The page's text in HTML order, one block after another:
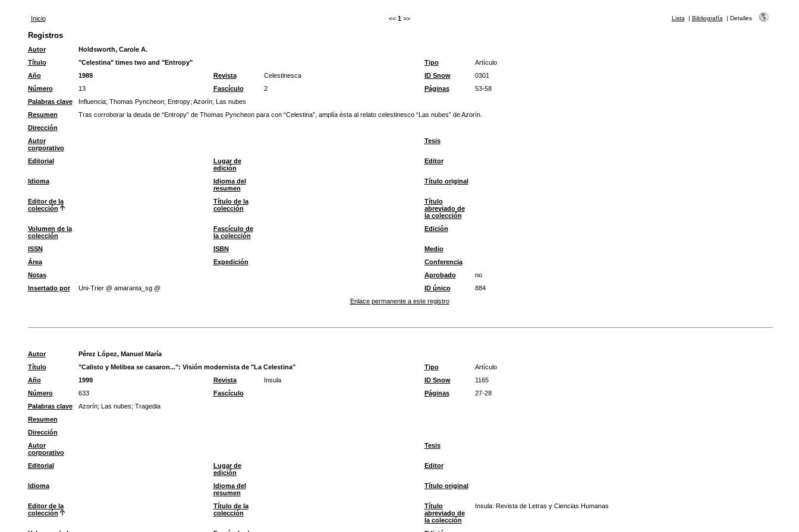
Inicio << 1 >> Lista | Bibliografía | Detalles
Registros
Autor
Holdsworth, Carole A.
Título
"Celestina" times two and "Entropy" Tipo
Artículo
Año
1989 Revista Celestinesca ID Snow
0301
Número
13 Fascículo 2 Páginas
53-58
Palabras clave
Influencia; Thomas Pyncheon; Entropy; Azorín; Las nubes
Resumen
Tras corroborar la deuda de “Entropy” de Thomas Pyncheon para con “Celestina”, amplía ésta al relato celestinesco “Las nubes” de Azorín.
Dirección
Autor
corporativo
Tesis
Editorial
Lugar de
edición
Editor
Idioma
Idioma del
resumen
Título original
Editor de la
colección
Título de la
colección
Título
abreviado de
la colección
Volumen de la
colección
Fascículo de
la colección
Edición
ISSN ISBN
Medio
Área
Expedición
Conferencia
Notas
Aprobado
no
Insertado por
Uni-Trier @ amaranta_sg @ ID único
884
Enlace permanente a este registro
Autor
Pérez López, Manuel María
Título
"Calisto y Melibea se casaron...": Visión modernista de "La Celestina" Tipo
Artículo
Año
1999 Revista Insula ID Snow
1165
Número
633 Fascículo Páginas
27-28
Palabras clave
Azorín; Las nubes; Tragedia
Resumen
Dirección
Autor
corporativo
Tesis
Editorial
Lugar de
edición
Editor
Idioma
Idioma del
resumen
Título original
Editor de la
colección
Título de la
colección
Título
abreviado de
la colección
Insula: Revista de Letras y Ciencias Humanas